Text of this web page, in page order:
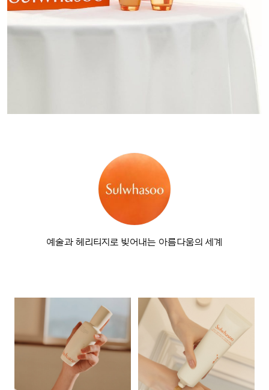
예술과 헤리티지로 빚어내는 아름다움의 세계